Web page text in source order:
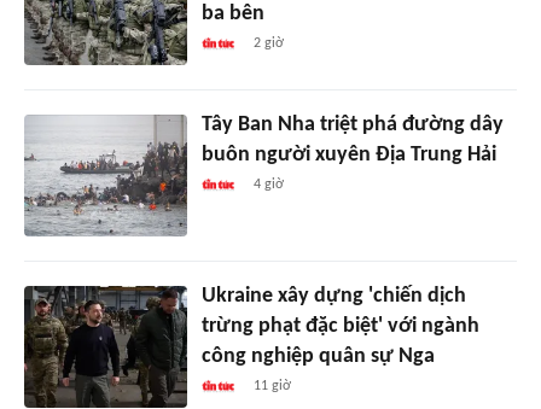
ba bên
2 giờ
Tây Ban Nha triệt phá đường dây
buôn người xuyên Địa Trung Hải
4 giờ
Ukraine xây dựng 'chiến dịch
trừng phạt đặc biệt' với ngành
công nghiệp quân sự Nga
11 giờ